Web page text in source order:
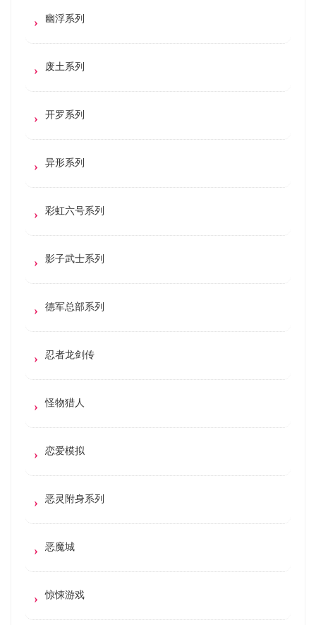
幽浮系列
废土系列
开罗系列
异形系列
彩虹六号系列
影子武士系列
德军总部系列
忍者龙剑传
怪物猎人
恋爱模拟
恶灵附身系列
恶魔城
惊悚游戏